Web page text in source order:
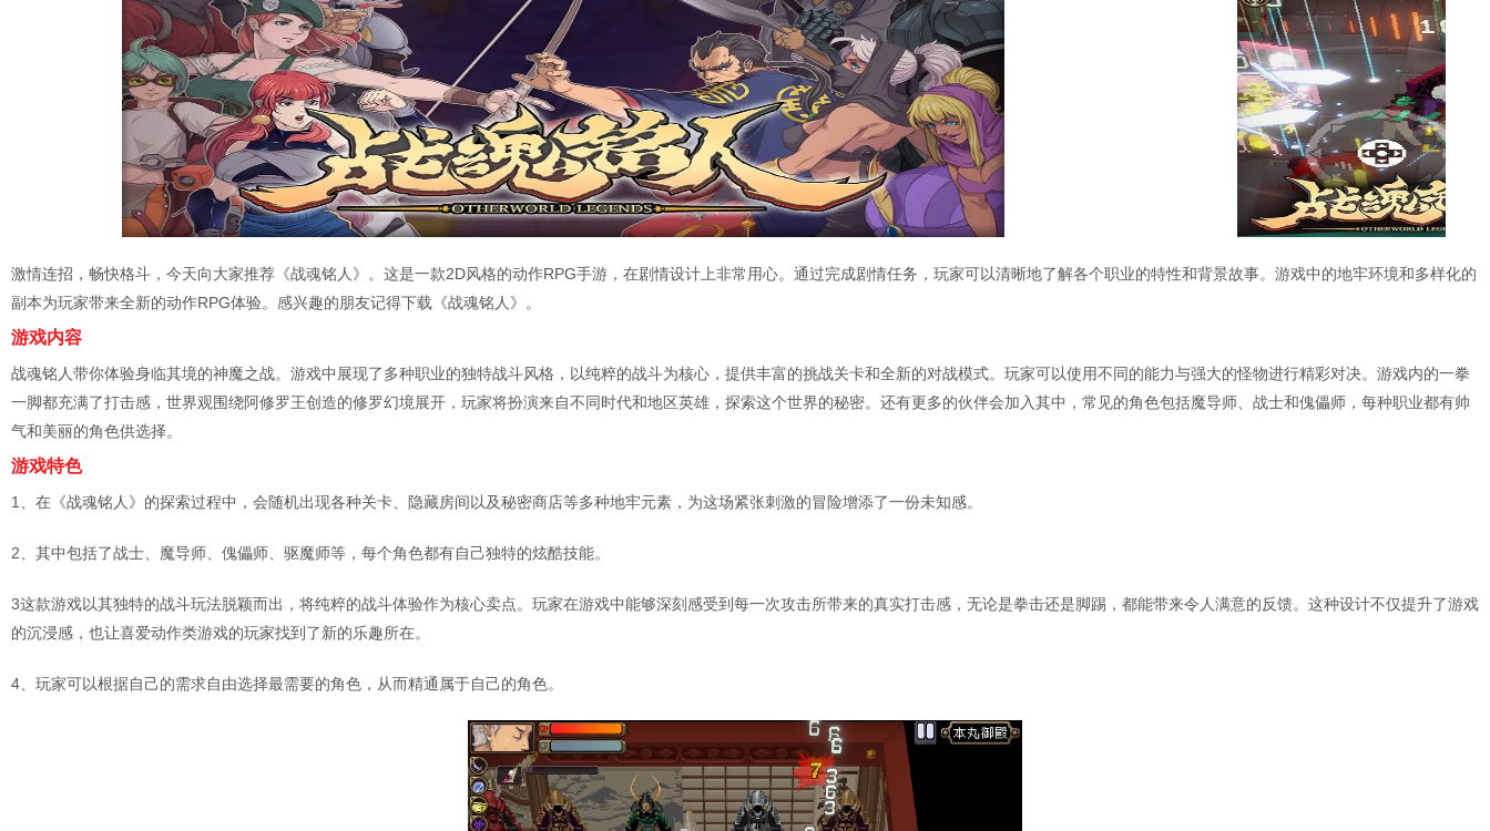
激情连招，畅快格斗，今天向大家推荐《战魂铭人》。这是一款2D风格的动作RPG手游，在剧情设计上非常用心。通过完成剧情任务，玩家可以清晰地了解各个职业的特性和背景故事。游戏中的地牢环境和多样化的
副本为玩家带来全新的动作RPG体验。感兴趣的朋友记得下载《战魂铭人》。
游戏内容
战魂铭人带你体验身临其境的神魔之战。游戏中展现了多种职业的独特战斗风格，以纯粹的战斗为核心，提供丰富的挑战关卡和全新的对战模式。玩家可以使用不同的能力与强大的怪物进行精彩对决。游戏内的一拳
一脚都充满了打击感，世界观围绕阿修罗王创造的修罗幻境展开，玩家将扮演来自不同时代和地区英雄，探索这个世界的秘密。还有更多的伙伴会加入其中，常见的角色包括魔导师、战士和傀儡师，每种职业都有帅
气和美丽的角色供选择。
游戏特色
1、在《战魂铭人》的探索过程中，会随机出现各种关卡、隐藏房间以及秘密商店等多种地牢元素，为这场紧张刺激的冒险增添了一份未知感。
2、其中包括了战士、魔导师、傀儡师、驱魔师等，每个角色都有自己独特的炫酷技能。
3这款游戏以其独特的战斗玩法脱颖而出，将纯粹的战斗体验作为核心卖点。玩家在游戏中能够深刻感受到每一次攻击所带来的真实打击感，无论是拳击还是脚踢，都能带来令人满意的反馈。这种设计不仅提升了游戏
的沉浸感，也让喜爱动作类游戏的玩家找到了新的乐趣所在。
4、玩家可以根据自己的需求自由选择最需要的角色，从而精通属于自己的角色。